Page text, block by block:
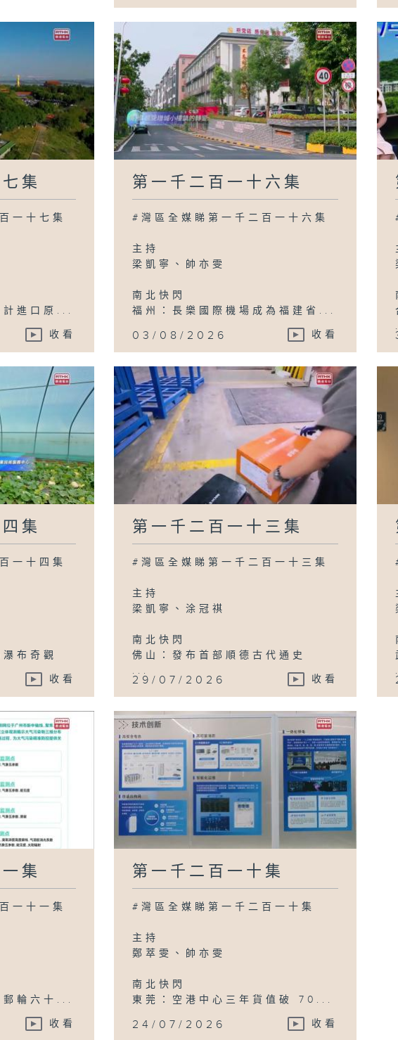
集
一十七集
計進口原...
收看
第一千二百一十六集
#灣區全媒睇第一千二百一十六集
主持
梁凱寧、帥亦雯
南北快閃
福州：長樂國際機場成為福建省...
03/08/2026 收看
集
一十四集
布奇觀
收看
第一千二百一十三集
#灣區全媒睇第一千二百一十三集
主持
梁凱寧、涂冠祺
南北快閃
佛山：發布首部順德古代通史
...
29/07/2026 收看
集
一十一集
郵輪六十...
收看
第一千二百一十集
#灣區全媒睇第一千二百一十集
主持
鄭萃雯、帥亦雯
南北快閃
東莞：空港中心三年貨值破 70...
24/07/2026 收看